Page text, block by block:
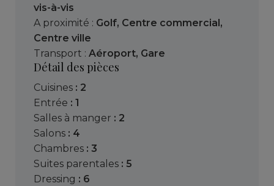
vis-à-vis
A proximité : Golf, Centre commercial ,
Centre ville
Transport : Aéroport, Gare
Détail des pièces
cuisines : 2
entrée : 1
salles à manger : 2
salons : 4
chambres : 3
suites parentales : 5
dressing : 6